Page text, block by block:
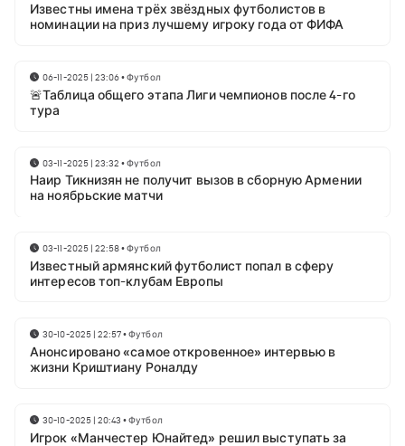
Известны имена трёх звёздных футболистов в
номинации на приз лучшему игроку года от ФИФА
06-11-2025 | 23:06•Футбол
🚨Таблица общего этапа Лиги чемпионов после 4-го
тура
03-11-2025 | 23:32 •Футбол
Наир Тикнизян не получит вызов в сборную Армении
на ноябрьские матчи
03-11-2025 | 22:58•Футбол
Известный армянский футболист попал в сферу
интересов топ-клубам Европы
30-10-2025 | 22:57•Футбол
Анонсировано «самое откровенное» интервью в
жизни Криштиану Роналду
30-10-2025 | 20:43 •Футбол
Игрок «Манчестер Юнайтед» решил выступать за